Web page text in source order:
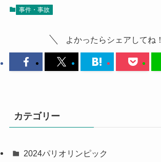
事件・事故
よかったらシェアしてね！
カテゴリー
2024パリオリンピック